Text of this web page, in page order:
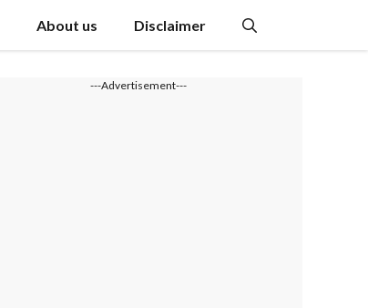
About us Disclaimer
---Advertisement---